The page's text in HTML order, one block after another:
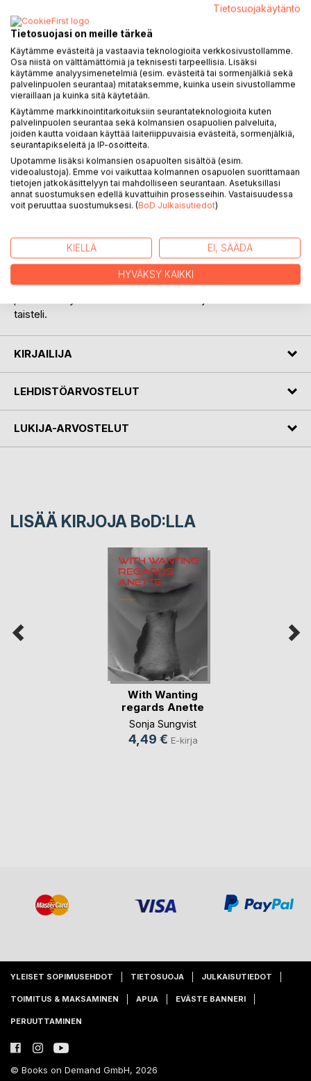
LISÄÄ OSTOSKORIIN
Lisää muistilistalle
Arvostele tuote
Sitä mitä tapahtui, he eivät nähneet, mutta heille kerrottiin.
Isä ja tytär eivät huomanneet varoituskylttiä vaan menivät
liian lähelle reunaa. Reunakivet sortuivat ja molemmat
taisteli.
KIRJAILIJA
LEHDISTÖARVOSTELUT
LUKIJA-ARVOSTELUT
LISÄÄ KIRJOJA BoD:LLA
With Wanting
regards Anette
Sonja Sungvist
4,49 € E-kirja
YLEISET SOPIMUSEHDOT TIETOSUOJA JULKAISUTIEDOT
TOIMITUS & MAKSAMINEN APUA EVÄSTE BANNERI
PERUUTTAMINEN
© Books on Demand GmbH, 2026
Tietosuojakäytäntö
Tietosuojasi on meille tärkeä
Käytämme evästeitä ja vastaavia teknologioita verkkosivustollamme.
Osa niistä on välttämättömiä ja teknisesti tarpeellisia. Lisäksi
käytämme analyysimenetelmiä (esim. evästeitä tai sormenjälkiä sekä
palvelinpuolen seurantaa) mitataksemme, kuinka usein sivustollamme
vieraillaan ja kuinka sitä käytetään.
Käytämme markkinointitarkoituksiin seurantateknologioita kuten
palvelinpuolen seurantaa sekä kolmansien osapuolien palveluita,
joiden kautta voidaan käyttää laiteriippuvaisia evästeitä, sormenjälkiä,
seurantapikseleitä ja IP-osoitteita.
Upotamme lisäksi kolmansien osapuolten sisältöä (esim.
videoalustoja). Emme voi vaikuttaa kolmannen osapuolen suorittamaan
tietojen jatkokäsittelyyn tai mahdolliseen seurantaan. Asetuksillasi
annat suostumuksen edellä kuvattuihin prosesseihin. Vastaisuudessa
voit peruuttaa suostumuksesi. (BoD Julkaisutiedot)
KIELLÄ EI, SÄÄDÄ
HYVÄKSY KAIKKI